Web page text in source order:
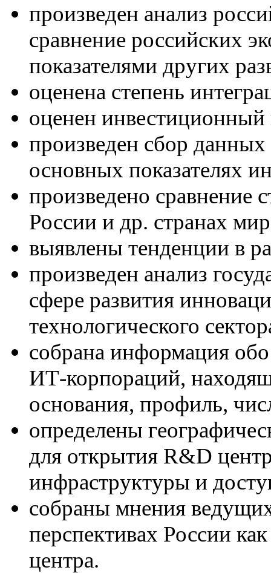
произведен анализ
сравнение российских
показателями других
оценена степень
оценен инвестиционный
произведен сбор
основных показателях
произведено сравнение
России и др. странах
выявлены тенденции в
произведен анализ
сфере развития
технологического
собрана информация
ИТ-корпораций,
основания, профиль,
определены
для открытия R&D
инфраструктуры и
собраны мнения
перспективах России
центра.